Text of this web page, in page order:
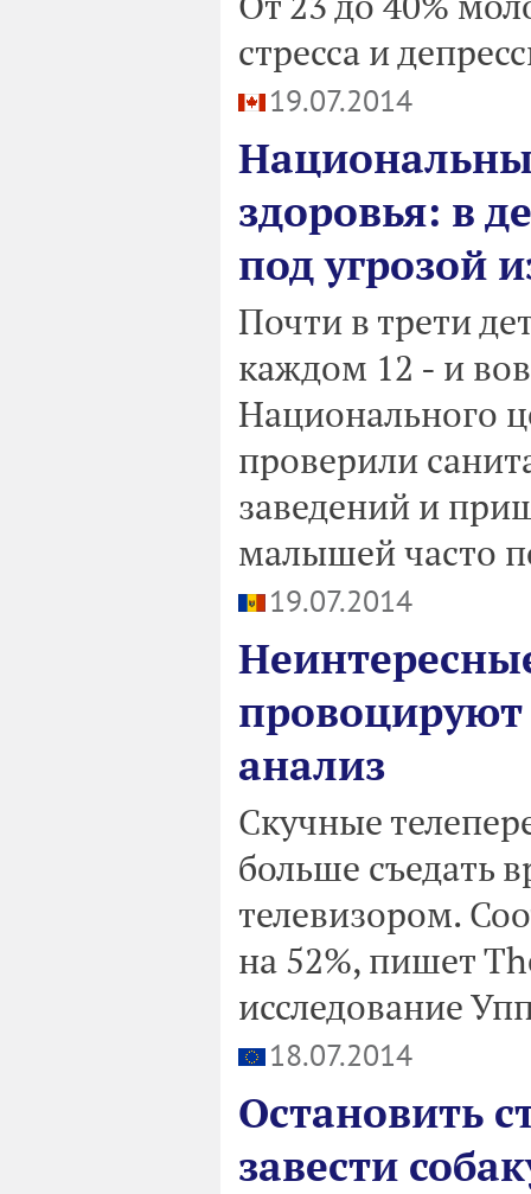
стресса и
19.07.2014
здоровья: в
под угрозой
Почти в трети
каждом 12 - и
Национального
проверили
заведений и
малышей часто
19.07.2014
провоцируют
анализ
Скучные
больше съедать
телевизором.
на 52%, пишет
исследование
18.07.2014
Остановить
завести